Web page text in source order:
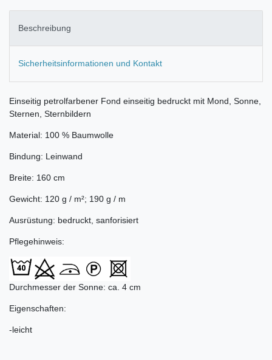
Beschreibung
Sicherheitsinformationen und Kontakt
Einseitig petrolfarbener Fond einseitig bedruckt mit Mond, Sonne,
Sternen, Sternbildern
Material: 100 % Baumwolle
Bindung: Leinwand
Breite: 160 cm
Gewicht: 120 g / m²; 190 g / m
Ausrüstung: bedruckt, sanforisiert
Pflegehinweis:
Durchmesser der Sonne: ca. 4 cm
Eigenschaften:
-leicht